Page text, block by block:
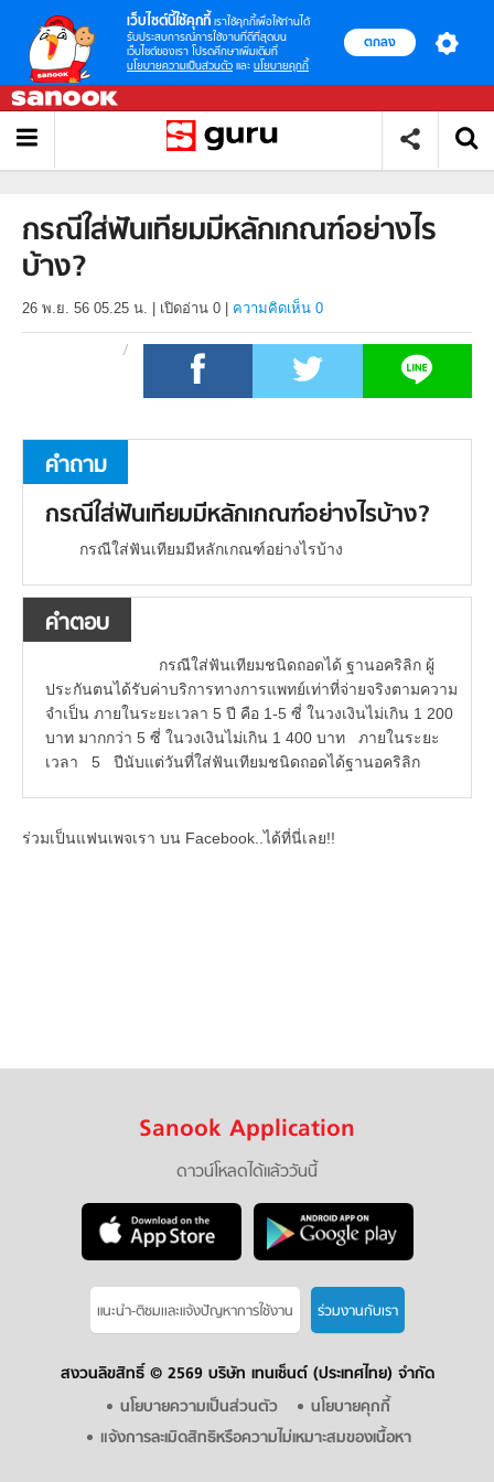
เว็บไซต์นี้ใช้คุกกี้ เราใช้คุกกี้เพื่อให้ท่านได้
รับประสบการณ์การใช้งานที่ดีที่สุดบน
เว็บไซต์ของเรา โปรดศึกษาเพิ่มเติมที่
นโยบายความเป็นส่วนตัว และ นโยบายคุกกี้
ตกลง
กรณีใส่ฟันเทียมมีหลักเกณฑ์อย่างไร
บ้าง?
26 พ.ย. 56 05.25 น. เปิดอ่าน 0 ความคิดเห็น 0
คำถาม
กรณีใส่ฟันเทียมมีหลักเกณฑ์อย่างไรบ้าง?
กรณีใส่ฟันเทียมมีหลักเกณฑ์อย่างไรบ้าง
คำตอบ
กรณีใส่ฟันเทียมชนิดถอดได้ ฐานอคริลิก ผู้
ประกันตนได้รับค่าบริการทางการแพทย์เท่าที่จ่ายจริงตามความ
จำเป็น ภายในระยะเวลา 5 ปี คือ 1-5 ซี่ ในวงเงินไม่เกิน 1 200
บาท มากกว่า 5 ซี่ ในวงเงินไม่เกิน 1 400 บาท ภายในระยะ
เวลา 5 ปีนับแต่วันที่ใส่ฟันเทียมชนิดถอดได้ฐานอคริลิก
ร่วมเป็นแฟนเพจเรา บน Facebook..ได้ที่นี่เลย!!
Sanook Application
ดาวน์โหลดได้แล้ววันนี้
แนะนำ-ติชมเเละแจ้งปัญหาการใช้งาน ร่วมงานกับเรา
สงวนลิขสิทธิ์ © 2569 บริษัท เทนเซ็นต์ (ประเทศไทย) จำกัด
นโยบายความเป็นส่วนตัว
นโยบายคุกกี้
แจ้งการละเมิดสิทธิหรือความไม่เหมาะสมของเนื้อหา